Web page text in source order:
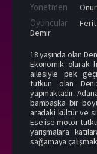
Yönetmen
Oyuncular
Demir
18 yaşında olan
Ekonomik olarak
ailesiyle pek
tutkun olan
yapmaktadır.
bambaşka bir
aradaki kültür ve
Ese ise motor
yarışmalara
sağlamaya